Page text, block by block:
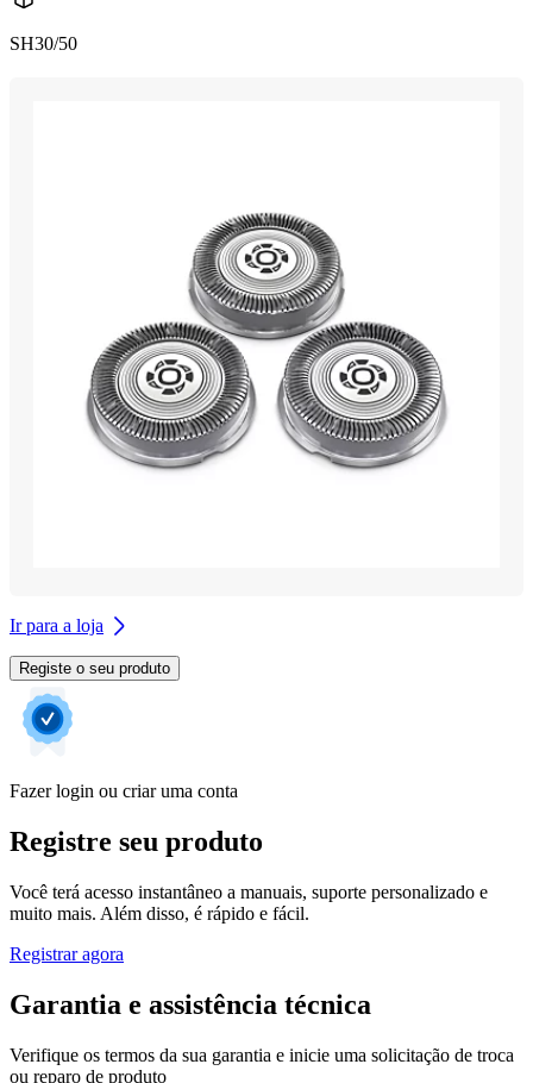
SH30/50
Ir para a loja
Registe o seu produto
Fazer login ou criar uma conta
Registre seu produto
Você terá acesso instantâneo a manuais, suporte personalizado e
muito mais. Além disso, é rápido e fácil.
Registrar agora
Garantia e assistência técnica
Verifique os termos da sua garantia e inicie uma solicitação de troca
ou reparo de produto